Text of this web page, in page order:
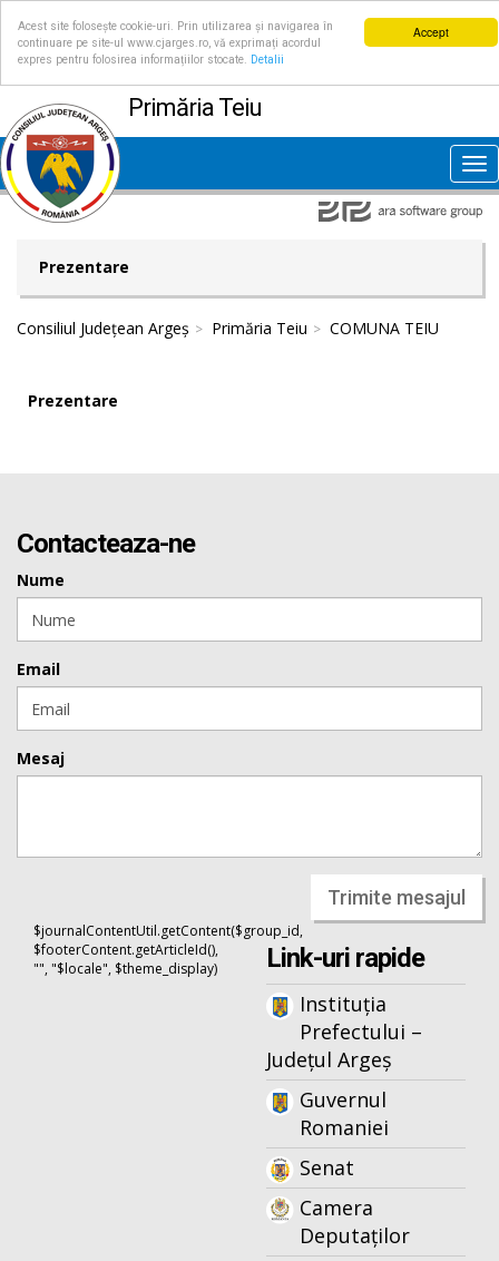
Accept
Acest site folosește cookie-uri. Prin utilizarea și navigarea în
continuare pe site-ul www.cjarges.ro, vă exprimați acordul
expres pentru folosirea informațiilor stocate.
Detalii
Primăria Teiu
Prezentare
Consiliul Județean Argeș Primăria Teiu COMUNA TEIU
Prezentare
Contacteaza-ne
Nume
Email
Mesaj
Trimite mesajul
$journalContentUtil.getContent($group_id,
$footerContent.getArticleId(),
"", "$locale", $theme_display)
Link-uri rapide
Instituția
Prefectului –
Județul Argeș
Guvernul
Romaniei
Senat
Camera
Deputaților